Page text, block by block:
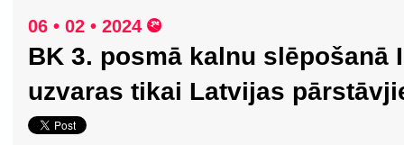
06 • 02 • 2024
BK 3. posmā kalnu slēpošanā
uzvaras tikai Latvijas